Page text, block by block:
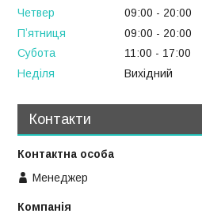
Четвер
09:00
20:00
Пʼятниця
09:00
20:00
Субота
11:00
17:00
Неділя
Вихідний
Контакти
Менеджер